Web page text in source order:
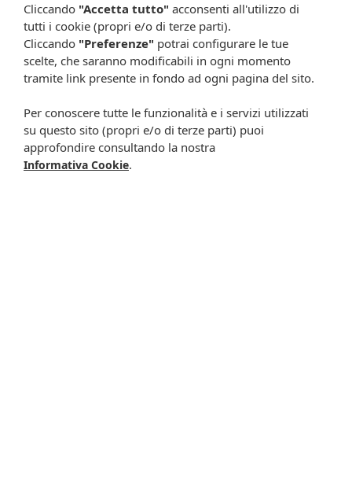
automatizzati o tradizionali (come telefonate con
operatore), di materiale pubblicitario, promozionale, di
comunicazione commerciale, di compimento di ricerche
di mercato e di vendita diretta in relazione a prodotti o
servizi di Farmacia Cavalieri.
Presta il consenso per attività di profilazione al fine di
migliorare l'offerta di prodotti e servizi e per le finalità
meglio specificate nell’informativa.
Cliccando "Accetta tutto" acconsenti all'utilizzo di
tutti i cookie (propri e/o di terze parti).
Cliccando "Preferenze" potrai configurare le tue
scelte, che saranno modificabili in ogni momento
tramite link presente in fondo ad ogni pagina del sito.
Per conoscere tutte le funzionalità e i servizi utilizzati
su questo sito (propri e/o di terze parti) puoi
approfondire consultando la nostra
Informativa Cookie.